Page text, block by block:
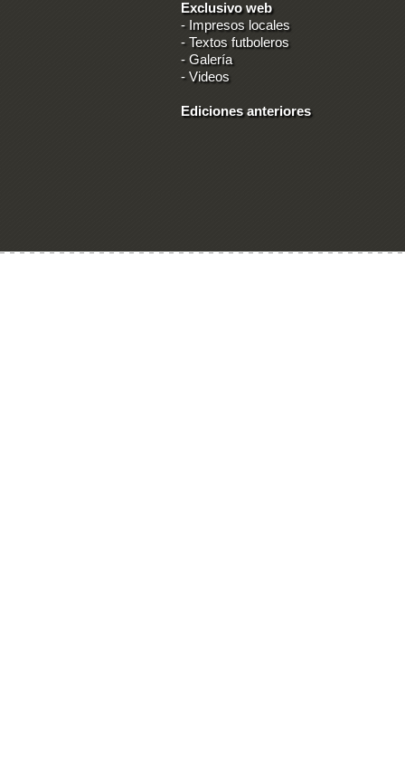
Exclusivo web
- Impresos locales
- Textos futboleros
-Galería
-Videos
Ediciones anteriores